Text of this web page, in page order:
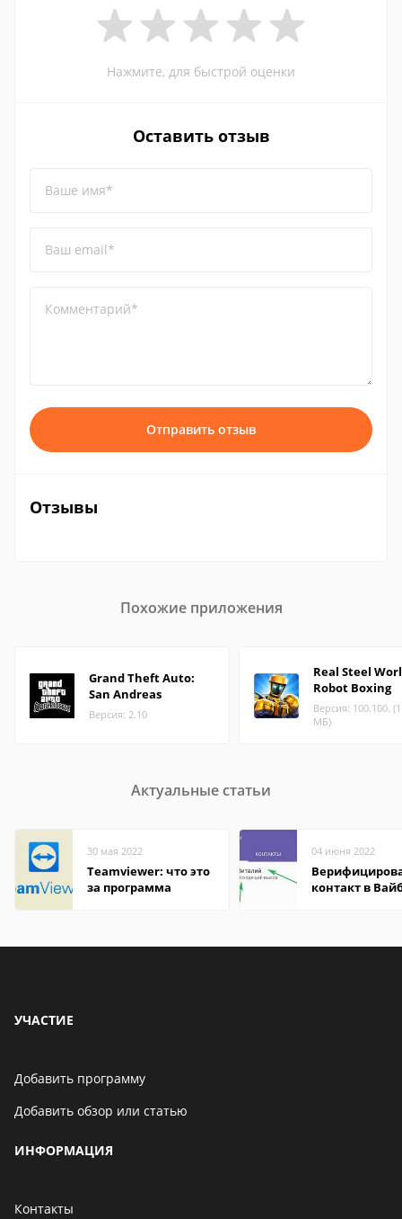
Нажмите, для быстрой оценки
Оставить отзыв
Ваше имя*
Ваш email*
Комментарий*
Отправить отзыв
Отзывы
Похожие приложения
Grand Theft Auto:
San Andreas
Версия: 2.10
Real Steel
Robot Boxing
Версия: 100.100.
МБ)
Актуальные статьи
30 мая 2022
Teamviewer: что это
за программа
04 июня 2022
контакт в
УЧАСТИЕ
Добавить программу
Добавить обзор или статью
ИНФОРМАЦИЯ
Контакты